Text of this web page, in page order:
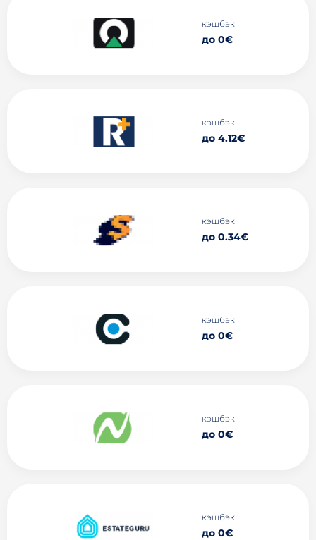
кэшбэк
до 0€
кэшбэк
до 4.12€
кэшбэк
до 0.34€
кэшбэк
до 0€
кэшбэк
до 0€
кэшбэк
до 0€